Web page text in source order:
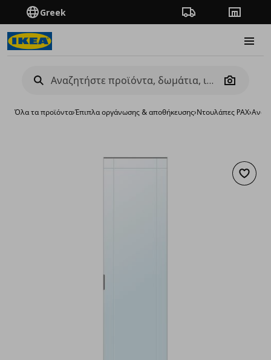
Greek Πορεία παραγγελίας
Camera
Όλα τα προϊόντα›Έπιπλα οργάνωσης & αποθήκευσης›Ντουλάπες PAX›